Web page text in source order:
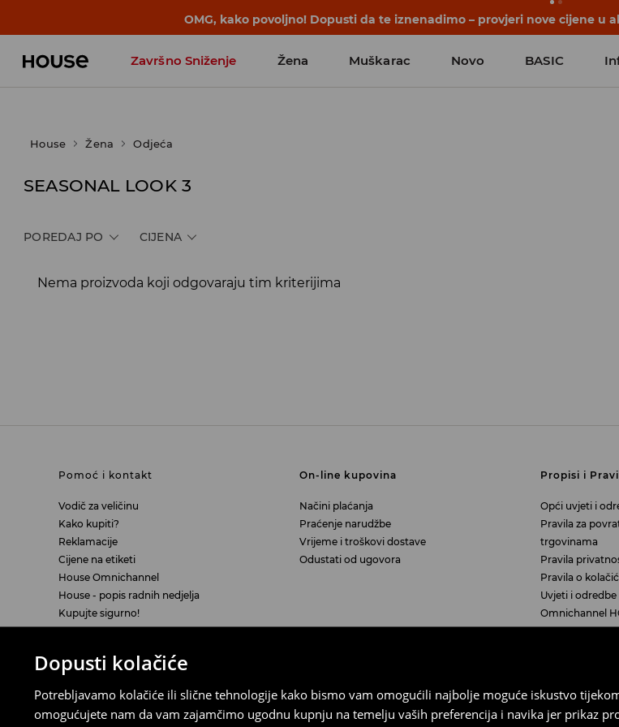
Dopusti kolačiće
Potrebljavamo kolačiće ili slične tehnologije kako bismo vam omogućili najbolje moguće iskustvo
omogućujete nam da vam zajamčimo ugodnu kupnju na temelju vaših preferencija i navika jer prikaz
OMG, kako povoljno! Dopusti da te iznenadimo – provjeri nove cijene u
Završno Sniženje Žena Muškarac Novo BASIC
House Žena Odjeća
SEASONAL LOOK 3
POREDAJ PO CIJENA
Nema proizvoda koji odgovaraju tim kriterijima
Pomoć i kontakt
Vodič za veličinu
Kako kupiti?
Reklamacije
Cijene na etiketi
House Omnichannel
House - popis radnih nedjelja
Kupujte sigurno!
On-line kupovina
Načini plaćanja
Praćenje narudžbe
Vrijeme i troškovi dostave
Odustati od ugovora
Propisi i
Opći uvjeti i
Pravila za
trgovinama
Pravila
Pravila o
Uvjeti i
Omnichannel
Upravljanje
Pravna pitanja
Povrat u E-trgovini
Izjava o odustajanju od Ugovora na daljinu
O nama
Karijera